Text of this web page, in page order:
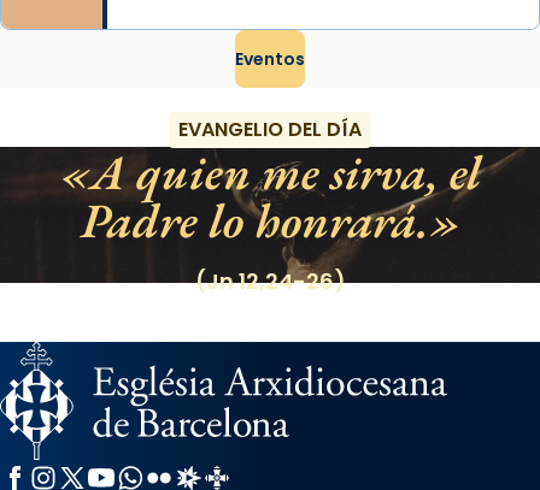
Eventos
EVANGELIO DEL DÍA
A quien me sirva, el
Padre lo honrará.
(Jn 12,24-26)
Facebook
Instagram
X / Twitter
YouTube
WhatsApp
FlickrRadio Estel
Catalunya Cristiana